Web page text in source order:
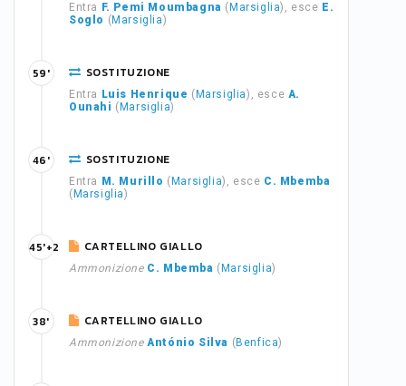
Entra F. Pemi Moumbagna ( Marsiglia), esce E.
Soglo ( Marsiglia)
SOSTITUZIONE
Entra Luis Henrique ( Marsiglia), esce A.
Ounahi ( Marsiglia)
59'
SOSTITUZIONE
Entra M. Murillo ( Marsiglia), esce C. Mbemba
( Marsiglia)
46'
CARTELLINO GIALLO
Ammonizione C. Mbemba ( Marsiglia)
45'+2
CARTELLINO GIALLO
Ammonizione António Silva ( Benfica)
38'